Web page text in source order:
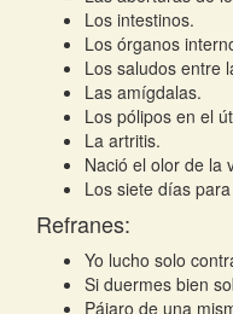
Los intestinos.
Los órganos
Los saludos entre
Las amígdalas.
Los pólipos en el
La artritis.
Nació el olor de la
Los siete días
Refranes:
Yo lucho solo
Si duermes bien
Pájaro de una